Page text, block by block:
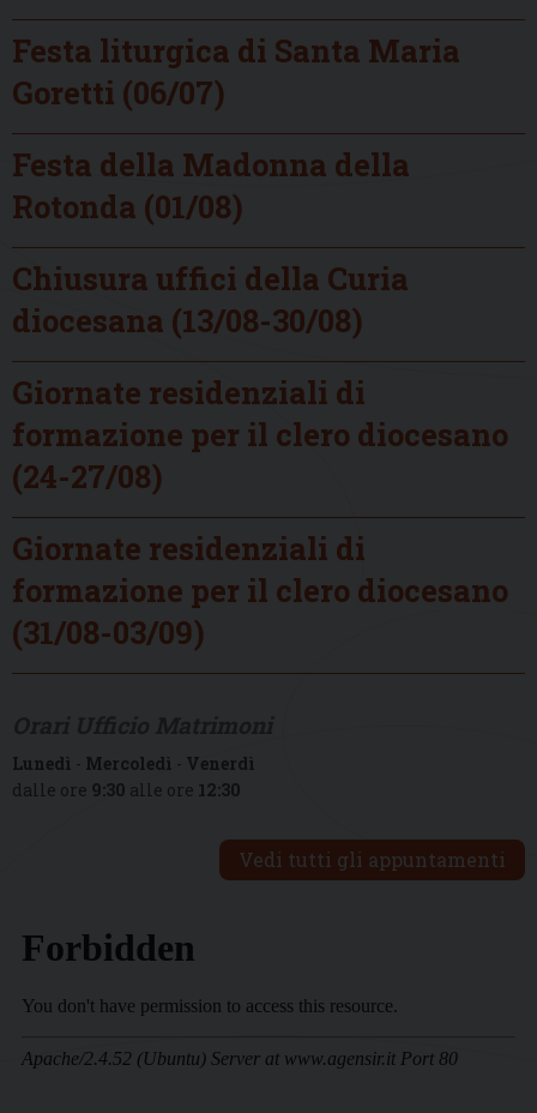
Festa liturgica di Santa Maria
Goretti (06/07)
Festa della Madonna della
Rotonda (01/08)
Chiusura uffici della Curia
diocesana (13/08-30/08)
Giornate residenziali di
formazione per il clero diocesano
(24-27/08)
Giornate residenziali di
formazione per il clero diocesano
(31/08-03/09)
Lunedì - Mercoledì - Venerdì
dalle ore 9:30 alle ore 12:30
Vedi tutti gli appuntamenti